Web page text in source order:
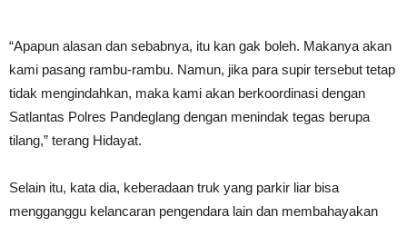
“Apapun alasan dan sebabnya, itu kan gak boleh. Makanya akan
kami pasang rambu-rambu. Namun, jika para supir tersebut tetap
tidak mengindahkan, maka kami akan berkoordinasi dengan
Satlantas Polres Pandeglang dengan menindak tegas berupa
tilang,” terang Hidayat.
Selain itu, kata dia, keberadaan truk yang parkir liar bisa
mengganggu kelancaran pengendara lain dan membahayakan